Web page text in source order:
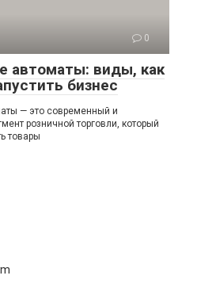
0
автоматы: виды, как
бизнес
— это современный и
розничной торговли, который
товары